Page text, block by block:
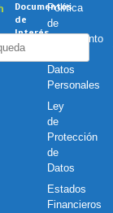
Documentos
de
Interés
Política
de
Tratamiento
Datos
Personales
Ley
de
Protección
de
Datos
Estados
Financieros